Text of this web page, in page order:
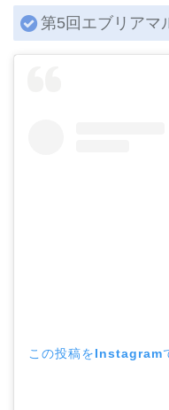
第5回エブリアマ
この投稿をInstagram